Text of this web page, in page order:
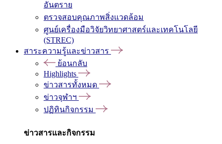
อันตราย
ตรวจสอบคุณภาพสิ่งแวดล้อม
ศูนย์เครื่องมือวิจัยวิทยาศาสตร์และเทคโนโลยี
(STREC)
สาระความรู้และข่าวสาร
ย้อนกลับ
Highlights
ข่าวสารทั้งหมด
ข่าวจุฬาฯ
ปฏิทินกิจกรรม
ข่าวสารและกิจกรรม